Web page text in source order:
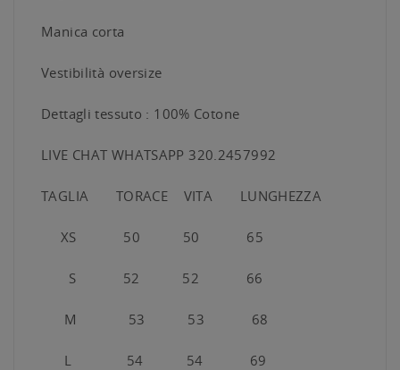
Manica corta
Vestibilità oversize
Dettagli tessuto : 100% Cotone
LIVE CHAT WHATSAPP 320.2457992
TAGLIA TORACE VITA LUNGHEZZA
XS 50 50 65
S 52 52 66
M 53 53 68
L 54 54 69